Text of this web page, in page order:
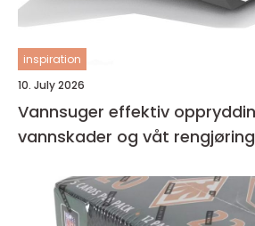
inspiration
10. July 2026
Vannsuger effektiv opprydding ved
vannskader og våt rengjøring